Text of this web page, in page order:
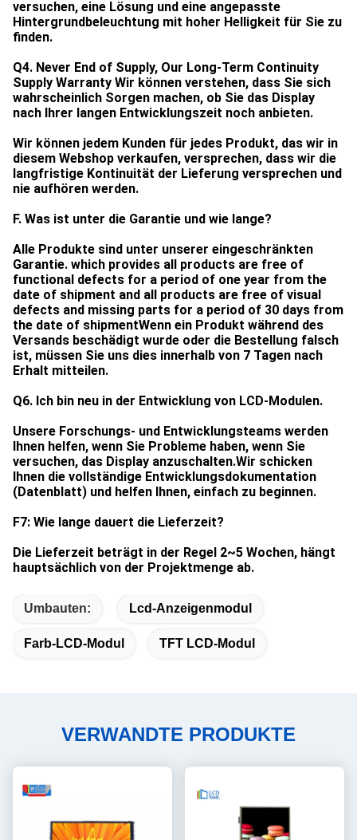
versuchen, eine Lösung und eine angepasste
Hintergrundbeleuchtung mit hoher Helligkeit für Sie zu
finden.
Q4. Never End of Supply, Our Long-Term Continuity
Supply Warranty Wir können verstehen, dass Sie sich
wahrscheinlich Sorgen machen, ob Sie das Display
nach Ihrer langen Entwicklungszeit noch anbieten.
Wir können jedem Kunden für jedes Produkt, das wir in
diesem Webshop verkaufen, versprechen, dass wir die
langfristige Kontinuität der Lieferung versprechen und
nie aufhören werden.
F. Was ist unter die Garantie und wie lange?
Alle Produkte sind unter unserer eingeschränkten
Garantie. which provides all products are free of
functional defects for a period of one year from the
date of shipment and all products are free of visual
defects and missing parts for a period of 30 days from
the date of shipmentWenn ein Produkt während des
Versands beschädigt wurde oder die Bestellung falsch
ist, müssen Sie uns dies innerhalb von 7 Tagen nach
Erhalt mitteilen.
Q6. Ich bin neu in der Entwicklung von LCD-Modulen.
Unsere Forschungs- und Entwicklungsteams werden
Ihnen helfen, wenn Sie Probleme haben, wenn Sie
versuchen, das Display anzuschalten.Wir schicken
Ihnen die vollständige Entwicklungsdokumentation
(Datenblatt) und helfen Ihnen, einfach zu beginnen.
F7: Wie lange dauert die Lieferzeit?
Die Lieferzeit beträgt in der Regel 2~5 Wochen, hängt
hauptsächlich von der Projektmenge ab.
Umbauten: Lcd-Anzeigenmodul
Farb-LCD-Modul TFT LCD-Modul
VERWANDTE PRODUKTE